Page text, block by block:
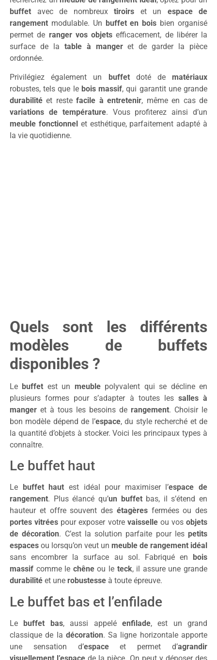
buffet avec de nombreux tiroirs et un espace de
rangement modulable. Un buffet en bois bien organisé
permet de ranger vos objets efficacement, de libérer la
surface de la table à mangeret de garder la pièce
ordonnée.
Privilégiez également un buffetdoté de matériaux
robustes, tels que le bois massif, qui garantit une grande
durabilité et restefacile à entretenir, même en cas de
variations de température. Vous profiterez ainsi d’un
meuble fonctionnelet esthétique, parfaitement adapté à
la vie quotidienne.
Quels sont les différents
modèles de buffets
disponibles ?
Le buffet est un meublepolyvalent qui se décline en
plusieurs formes pour s’adapter à toutes les salles à
manger et à tous les besoins de rangement. Choisir le
bon modèle dépend de l’espace, du style recherché et de
la quantité d’objets à stocker. Voici les principaux types à
connaître.
Le buffet haut
Le buffet haut est idéal pour maximiser l’espace de
rangement. Plus élancé qu’un buffetbas, il s’étend en
hauteur et offre souvent des étagèresfermées ou des
portes vitrées pour exposer votre vaisselleou vos objets
de décoration. C’est la solution parfaite pour les petits
espaces ou lorsqu’on veut un meuble de rangement idéal
sans encombrer la surface au sol. Fabriqué en
bois
massif comme le chêneou le teck, il assure une grande
durabilité et une robustesse à toute épreuve.
Le buffet bas et l’enfilade
Le buffet bas, aussi appelé enfilade, est un grand
classique de la décoration. Sa ligne horizontale apporte
une sensation d’espaceet permet d’agrandir
visuellement l’espace de la pièce. On peut y déposer des